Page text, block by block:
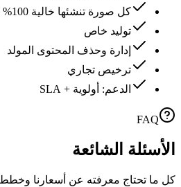
كل صورة تنشئها خالية 100% من العلامة المائية
توليد خاص
إدارة وحذف المحتوى المولد
ترخيص تجاري
الدعم: أولوية + SLA
FAQ
الأسئلة الشائعة
كل ما تحتاج معرفته عن أسعارنا